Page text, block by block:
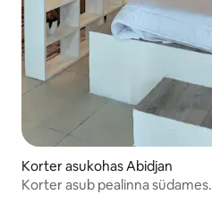
Korter asukohas Abidjan
Korter asub pealinna südames.